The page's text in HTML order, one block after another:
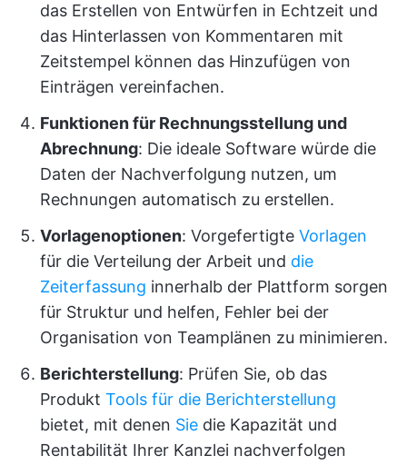
das Erstellen von Entwürfen in Echtzeit und
das Hinterlassen von Kommentaren mit
Zeitstempel können das Hinzufügen von
Einträgen vereinfachen.
Funktionen für Rechnungsstellung und
Abrechnung: Die ideale Software würde die
Daten der Nachverfolgung nutzen, um
Rechnungen automatisch zu erstellen.
Vorlagenoptionen: Vorgefertigte Vorlagen
für die Verteilung der Arbeit und die
Zeiterfassung innerhalb der Plattform sorgen
für Struktur und helfen, Fehler bei der
Organisation von Teamplänen zu minimieren.
Berichterstellung: Prüfen Sie, ob das
Produkt Tools für die Berichterstellung
bietet, mit denen Sie die Kapazität und
Rentabilität Ihrer Kanzlei nachverfolgen